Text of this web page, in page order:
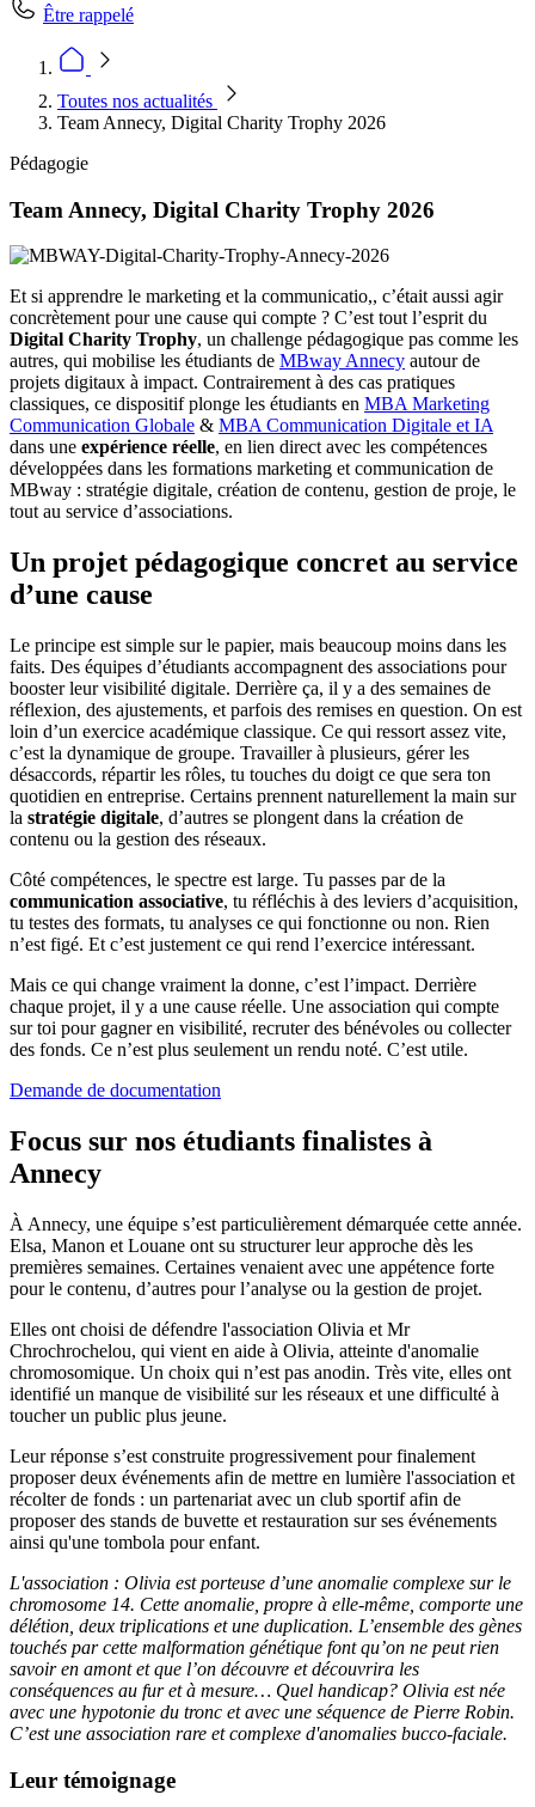
Être rappelé
Toutes nos actualités
Team Annecy, Digital Charity Trophy 2026
Pédagogie
Team Annecy, Digital Charity Trophy 2026
Et si apprendre le marketing et la communicatio,, c’était aussi agir
concrètement pour une cause qui compte ? C’est tout l’esprit du
Digital Charity Trophy, un challenge pédagogique pas comme les
autres, qui mobilise les étudiants de MBway Annecy autour de
projets digitaux à impact. Contrairement à des cas pratiques
classiques, ce dispositif plonge les étudiants en MBA Marketing
Communication Globale & MBA Communication Digitale et IA
dans une expérience réelle, en lien direct avec les compétences
développées dans les formations marketing et communication de
MBway : stratégie digitale, création de contenu, gestion de proje, le
tout au service d’associations.
Un projet pédagogique concret au service
d’une cause
Le principe est simple sur le papier, mais beaucoup moins dans les
faits. Des équipes d’étudiants accompagnent des associations pour
booster leur visibilité digitale. Derrière ça, il y a des semaines de
réflexion, des ajustements, et parfois des remises en question. On est
loin d’un exercice académique classique. Ce qui ressort assez vite,
c’est la dynamique de groupe. Travailler à plusieurs, gérer les
désaccords, répartir les rôles, tu touches du doigt ce que sera ton
quotidien en entreprise. Certains prennent naturellement la main sur
la stratégie digitale, d’autres se plongent dans la création de
contenu ou la gestion des réseaux.
Côté compétences, le spectre est large. Tu passes par de la
communication associative, tu réfléchis à des leviers d’acquisition,
tu testes des formats, tu analyses ce qui fonctionne ou non. Rien
n’est figé. Et c’est justement ce qui rend l’exercice intéressant.
Mais ce qui change vraiment la donne, c’est l’impact. Derrière
chaque projet, il y a une cause réelle. Une association qui compte
sur toi pour gagner en visibilité, recruter des bénévoles ou collecter
des fonds. Ce n’est plus seulement un rendu noté. C’est utile.
Demande de documentation
Focus sur nos étudiants finalistes à
Annecy
À Annecy, une équipe s’est particulièrement démarquée cette année.
Elsa, Manon et Louane ont su structurer leur approche dès les
premières semaines. Certaines venaient avec une appétence forte
pour le contenu, d’autres pour l’analyse ou la gestion de projet.
Elles ont choisi de défendre l'association Olivia et Mr
Chrochrochelou, qui vient en aide à Olivia, atteinte d'anomalie
chromosomique. Un choix qui n’est pas anodin. Très vite, elles ont
identifié un manque de visibilité sur les réseaux et une difficulté à
toucher un public plus jeune.
Leur réponse s’est construite progressivement pour finalement
proposer deux événements afin de mettre en lumière l'association et
récolter de fonds : un partenariat avec un club sportif afin de
proposer des stands de buvette et restauration sur ses événements
ainsi qu'une tombola pour enfant.
L'association : Olivia est porteuse d’une anomalie complexe sur le
chromosome 14. Cette anomalie, propre à elle-même, comporte une
délétion, deux triplications et une duplication. L’ensemble des gènes
touchés par cette malformation génétique font qu’on ne peut rien
savoir en amont et que l’on découvre et découvrira les
conséquences au fur et à mesure… Quel handicap? Olivia est née
avec une hypotonie du tronc et avec une séquence de Pierre Robin.
C’est une association rare et complexe d'anomalies bucco-faciale.
Leur témoignage